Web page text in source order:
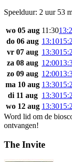
Speelduur: 2 uur 53
wo 05 aug 11:30
do 06 aug 13:10
vr 07 aug 13:30
za 08 aug 12:00
zo 09 aug 12:00
ma 10 aug 13:30
di 11 aug 13:30
wo 12 aug 13:30
Word lid om de
ontvangen!
The Invite